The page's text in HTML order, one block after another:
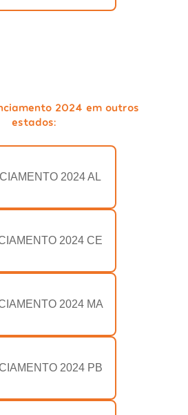
2024 em outros
estados:
2024 AL
2024 CE
2024 MA
2024 PB